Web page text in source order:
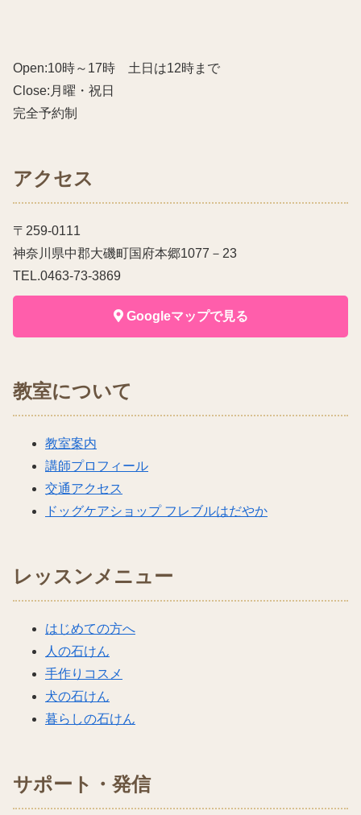
Open:10時～17時 土日は12時まで
Close:月曜・祝日
完全予約制
アクセス
〒259-0111
神奈川県中郡大磯町国府本郷1077－23
TEL.0463-73-3869
Googleマップで見る
教室について
教室案内
講師プロフィール
交通アクセス
ドッグケアショップ フレブルはだやか
レッスンメニュー
はじめての方へ
人の石けん
手作りコスメ
犬の石けん
暮らしの石けん
サポート・発信